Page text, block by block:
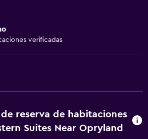
turística
las instalaciones
verificadas
reserva de habitaciones
Suites Near Opryland